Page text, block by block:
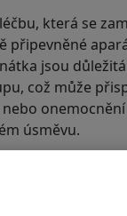
která se
připevněné
jsou
což může
úsměvu.